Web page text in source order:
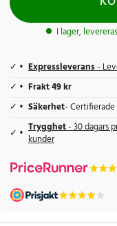
I lager,
Expressleverans-
Frakt 49 kr
Säkerhet- Certifierade
Trygghet- 30 dagars
kunder